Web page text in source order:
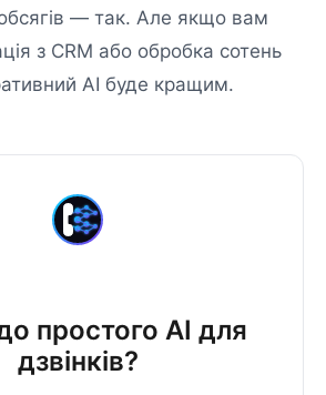
— так. Але якщо вам
з CRM або обробка сотень
AI буде кращим.
простого AI для
дзвінків?